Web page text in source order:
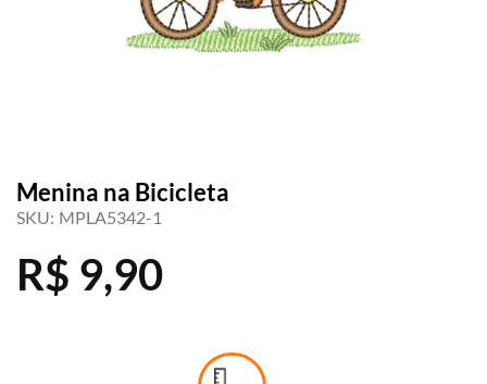
Menina na Bicicleta
SKU: MPLA5342-1
R$ 9,90